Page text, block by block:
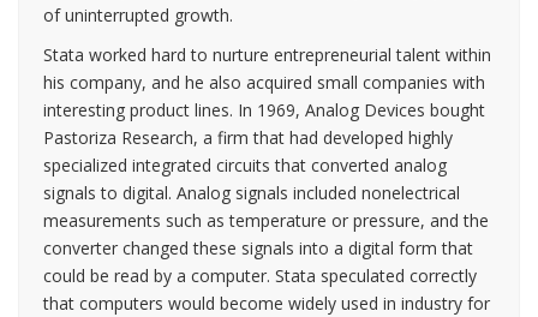
of uninterrupted growth.
Stata worked hard to nurture entrepreneurial talent within
his company, and he also acquired small companies with
interesting product lines. In 1969, Analog Devices bought
Pastoriza Research, a firm that had developed highly
specialized integrated circuits that converted analog
signals to digital. Analog signals included nonelectrical
measurements such as temperature or pressure, and the
converter changed these signals into a digital form that
could be read by a computer. Stata speculated correctly
that computers would become widely used in industry for